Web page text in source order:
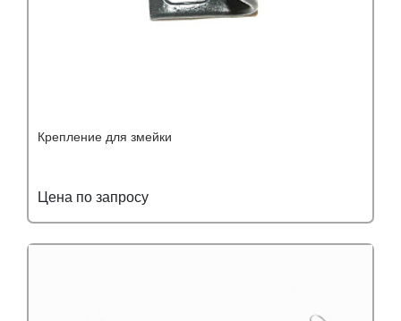
Крепление для змейки
Цена по запросу